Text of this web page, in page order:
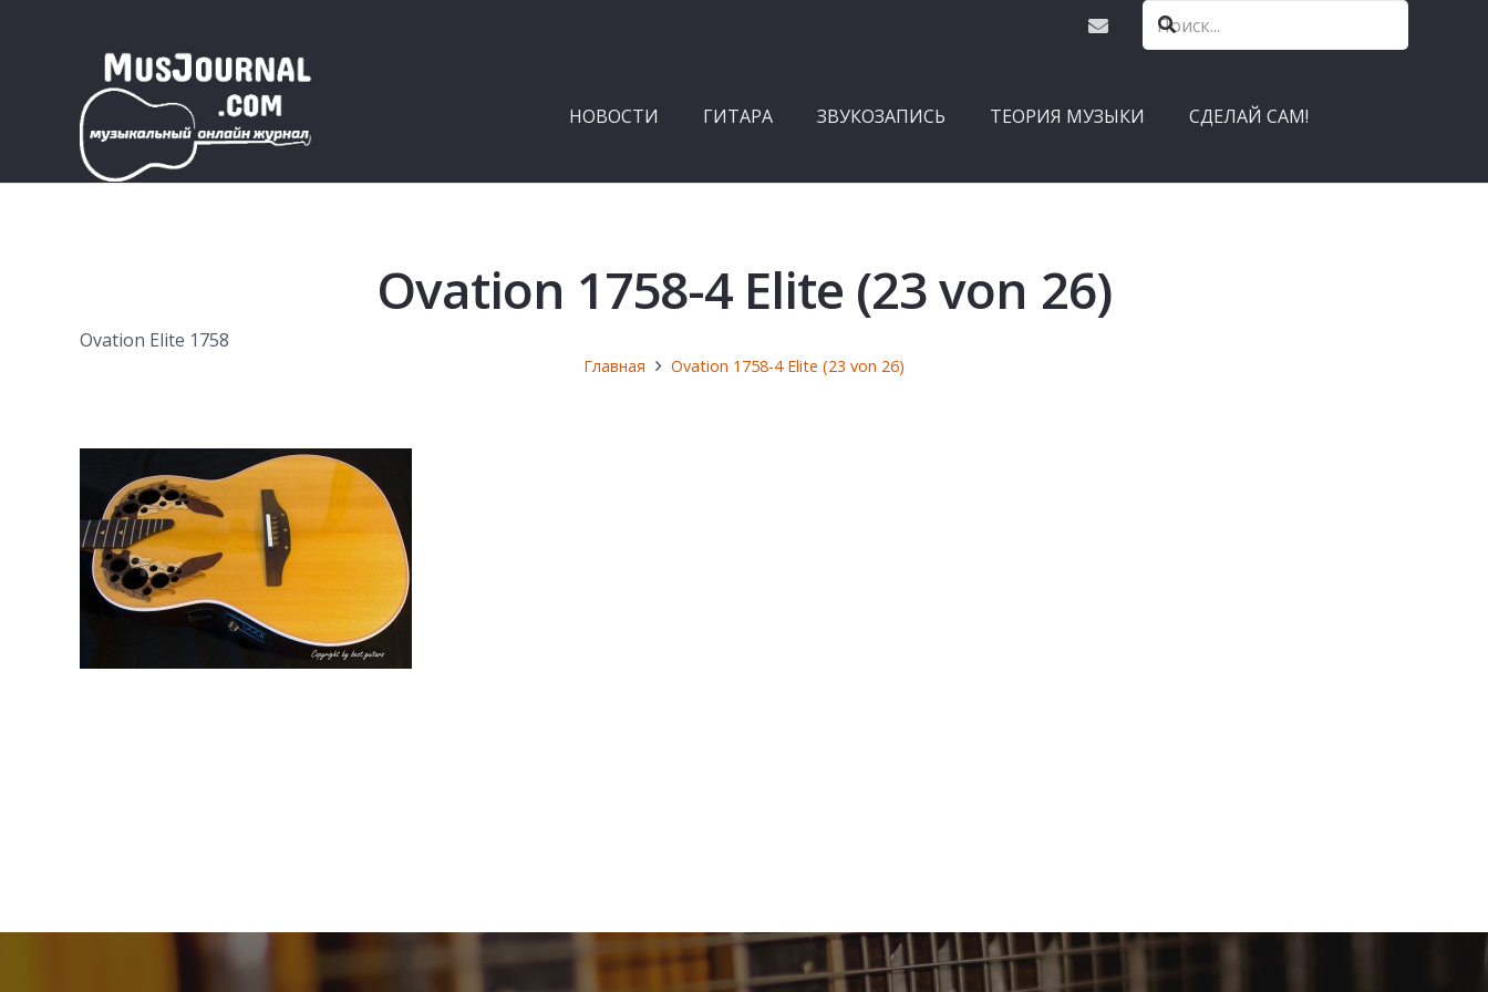
НОВОСТИ ГИТАРА ЗВУКОЗАПИСЬ ТЕОРИЯ МУЗЫКИ СДЕЛАЙ САМ!
Ovation 1758-4 Elite (23 von 26)
Ovation Elite 1758
Главная Ovation 1758-4 Elite (23 von 26)